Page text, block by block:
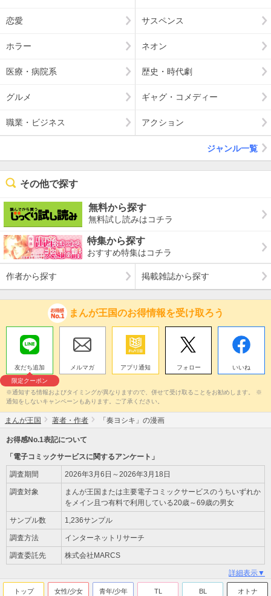
恋愛 サスペンス
ホラー ネオン
医療・病院系 歴史・時代劇
グルメ ギャグ・コメディー
職業・ビジネス アクション
ジャンル一覧
その他で探す
無料から探す
無料試し読みはコチラ
特集から探す
おすすめ特集はコチラ
作者から探す 掲載雑誌から探す
まんが王国のお得情報を受け取ろう
友だち追加
限定クーポン
メルマガ アプリ通知 フォロー いいね
※通知する情報およびタイミングが異なりますので、併せて受け取ることをお勧めします。 ※
通知をしないキャンペーンもあります。ご了承ください。
まんが王国 著者・作者 「奏ヨシキ」の漫画
お得感No.1表記について
「電子コミックサービスに関するアンケート」
調査期間 2026年3月6日～2026年3月18日
調査対象
まんが王国または主要電子コミックサービスのうちいずれか
をメイン且つ有料で利用している20歳～69歳の男女
サンプル数 1,236サンプル
調査方法 インターネットリサーチ
調査委託先 株式会社MARCS
詳細表示▼
トップ 女性/少女 青年/少年 TL BL オトナ